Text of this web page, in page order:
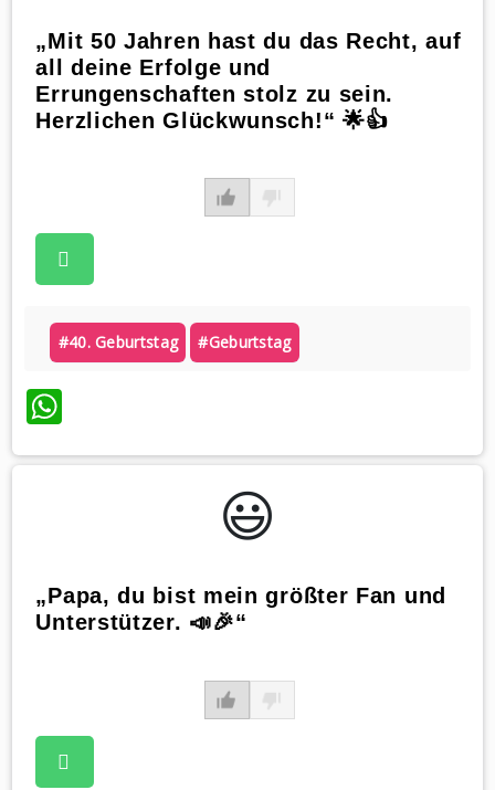
„Mit 50 Jahren hast du das Recht, auf
all deine Erfolge und
Errungenschaften stolz zu sein.
Herzlichen Glückwunsch!“ 🌟👍
#40. Geburtstag #geburtstag
WhatsApp
😃️
„Papa, du bist mein größter Fan und
Unterstützer. 📣🎉“